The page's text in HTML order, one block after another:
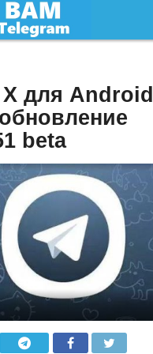
для Android
beta